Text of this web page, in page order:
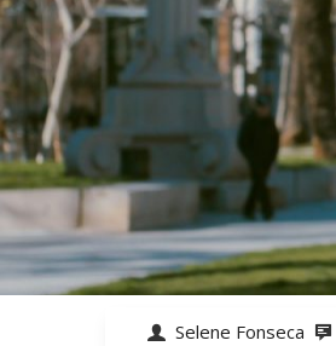
Selene Fonseca